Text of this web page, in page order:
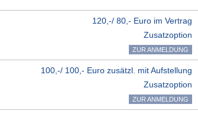
120,-/ 80,- Euro im Vertrag
Zusatzoption
ZUR ANMELDUNG
100,-/ 100,- Euro zusätzl. mit Aufstellung
Zusatzoption
ZUR ANMELDUNG